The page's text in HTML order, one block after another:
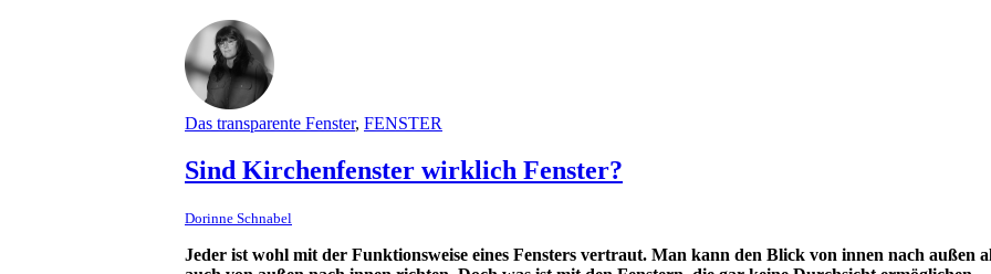
Das transparente Fenster, FENSTER
Sind Kirchenfenster wirklich Fenster?
Dorinne Schnabel
Jeder ist wohl mit der Funktionsweise eines Fensters vertraut. Man kann den Blick von innen nach außen